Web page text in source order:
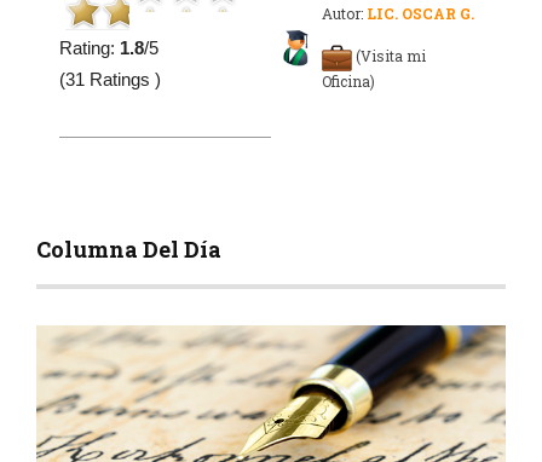
Rating: 1.8/5
(31 Ratings )
Autor: LIC. OSCAR G.
(Visita mi
Oficina)
Columna Del Día